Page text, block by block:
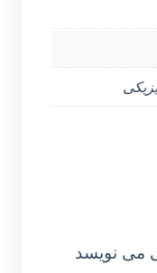
می نویسد